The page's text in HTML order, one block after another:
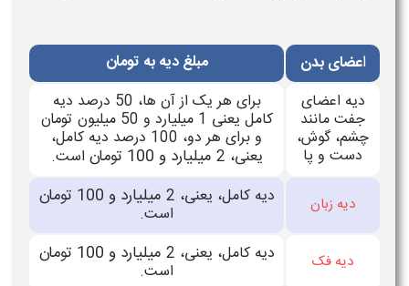
اعضای بدن
مبلغ دیه به تومان
دیه اعضای
جفت مانند
چشم، گوش،
دست و پا
برای هر یک از آن ها، 50 درصد دیه
کامل یعنی 1 میلیارد و 50 میلیون تومان
و برای هر دو، 100 درصد دیه کامل،
یعنی، 2 میلیارد و 100 تومان است.
دیه زبان دیه کامل، یعنی، 2 میلیارد و 100 تومان
است.
دیه فک دیه کامل، یعنی، 2 میلیارد و 100 تومان
است.